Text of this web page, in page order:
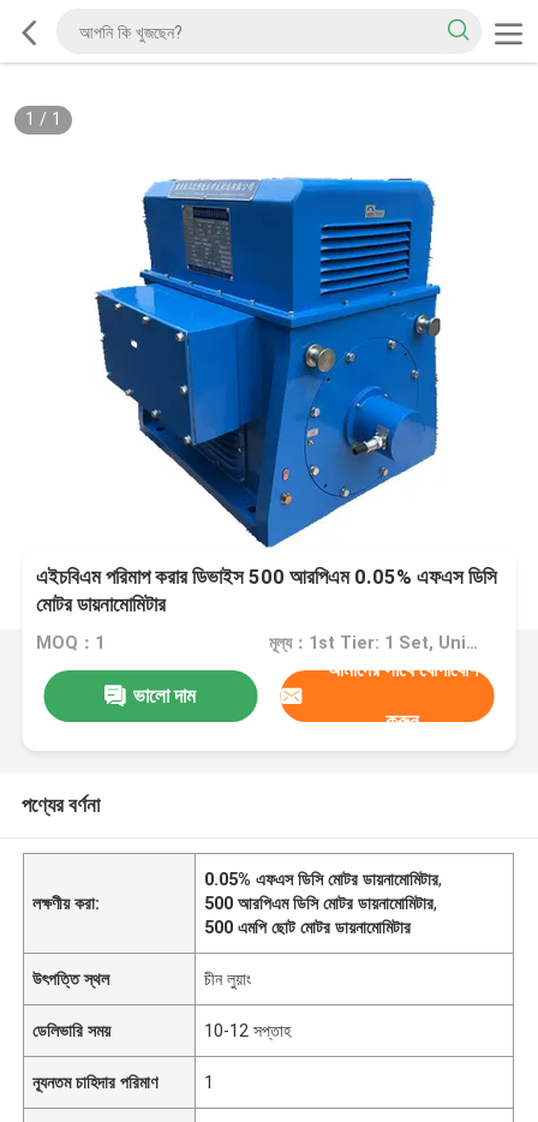
1 / 1
এইচবিএম পরিমাপ করার ডিভাইস 500 আরপিএম 0.05% এফএস ডিসি
মোটর ডায়নামোমিটার
MOQ：1 মূল্য：1st Tier: 1 Set, Unit Price USD 3.00 2nd Tier: 2-5 Sets, Unit Price USD 2.00 3rd Tier: Over 5 Sets, Unit Price USD 1.00
ভালো দাম
আমাদের সাথে যোগাযোগ
করুন
পণ্যের বর্ণনা
লক্ষণীয় করা:
0.05% এফএস ডিসি মোটর ডায়নামোমিটার,
500 আরপিএম ডিসি মোটর ডায়নামোমিটার,
500 এমপি ছোট মোটর ডায়নামোমিটার
উৎপত্তি স্থল চীন লুয়াং
ডেলিভারি সময় 10-12 সপ্তাহ
ন্যূনতম চাহিদার পরিমাণ 1